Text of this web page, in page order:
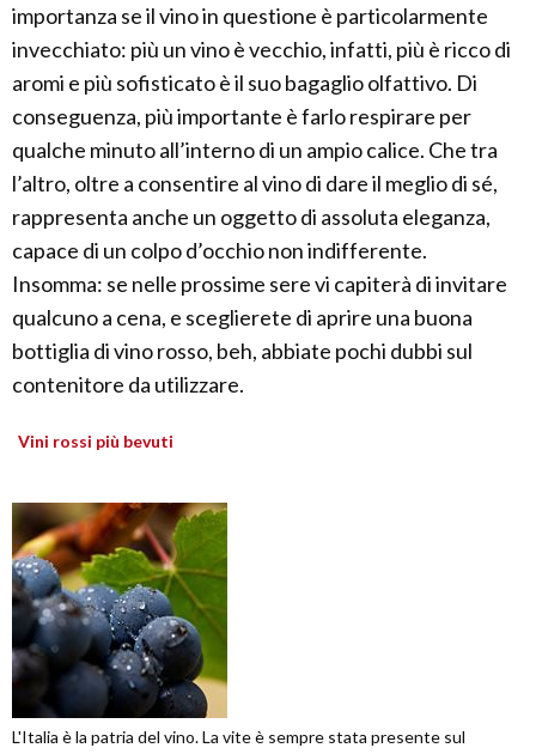
importanza se il vino in questione è particolarmente
invecchiato: più un vino è vecchio, infatti, più è ricco di
aromi e più sofisticato è il suo bagaglio olfattivo. Di
conseguenza, più importante è farlo respirare per
qualche minuto all’interno di un ampio calice. Che tra
l’altro, oltre a consentire al vino di dare il meglio di sé,
rappresenta anche un oggetto di assoluta eleganza,
capace di un colpo d’occhio non indifferente.
Insomma: se nelle prossime sere vi capiterà di invitare
qualcuno a cena, e sceglierete di aprire una buona
bottiglia di vino rosso, beh, abbiate pochi dubbi sul
contenitore da utilizzare.
Vini rossi più bevuti
L'Italia è la patria del vino. La vite è sempre stata presente sul